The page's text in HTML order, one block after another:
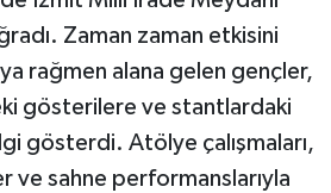
Zaman zaman etkisini
rağmen alana gelen gençler,
gösterilere ve stantlardaki
gösterdi. Atölye çalışmaları,
ve sahne performanslarıyla